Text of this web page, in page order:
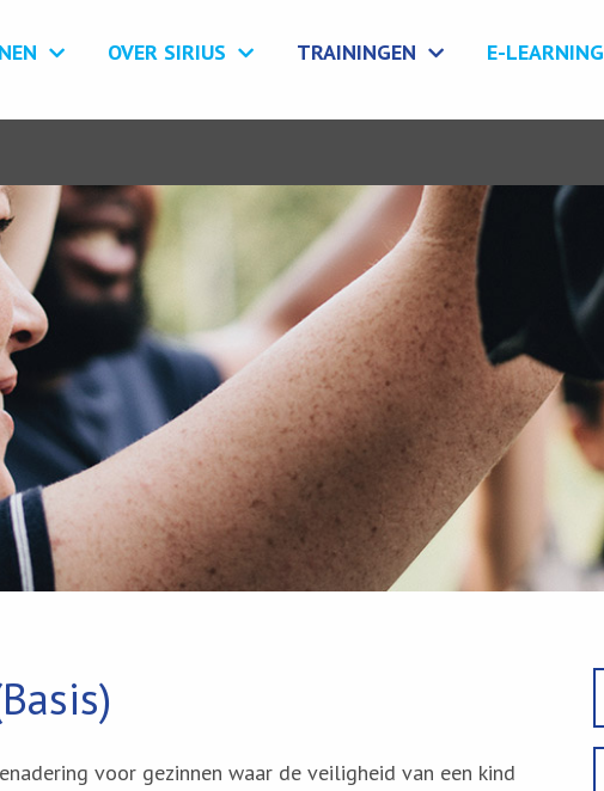
OVER SIRIUS TRAININGEN E-LEARNING
voor gezinnen waar de veiligheid van een kind